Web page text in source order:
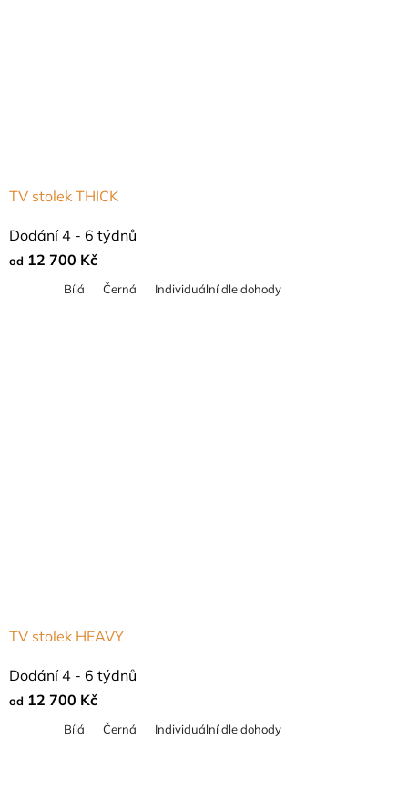
TV stolek THICK
Dodání 4 - 6 týdnů
od 12 700 Kč
Bílá Černá Individuální dle dohody
TV stolek HEAVY
Dodání 4 - 6 týdnů
od 12 700 Kč
Bílá Černá Individuální dle dohody